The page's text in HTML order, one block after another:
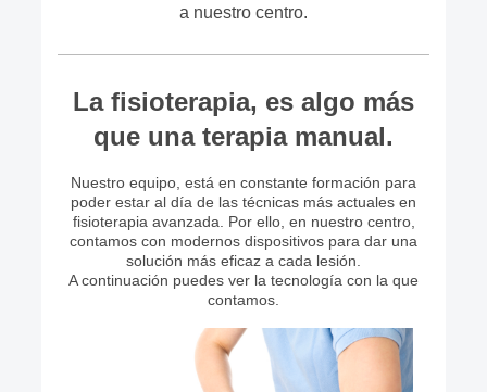
a nuestro centro.
La fisioterapia, es algo más
que una terapia manual.
Nuestro equipo, está en constante formación para
poder estar al día de las técnicas más actuales en
fisioterapia avanzada. Por ello, en nuestro centro,
contamos con modernos dispositivos para dar una
solución más eficaz a cada lesión.
A continuación puedes ver la tecnología con la que
contamos.